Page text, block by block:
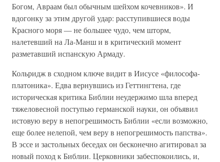
Богом, Авраам был обычным шейхом кочевников». И
вдогонку за этим другой удар: расступившиеся воды
Красного моря — не большее чудо, чем шторм,
налетевший на Ла-Манш и в критический момент
разметавший испанскую Армаду.
Кольридж в сходном ключе видит в Иисусе «философа-
платоника». Едва вернувшись из Геттингтена, где
историческая критика Библии неудержимо шла вперед
тяжеловесной поступью германской науки, он объявил
истовую веру в непогрешимость Библии «если возможно,
еще более нелепой, чем веру в непогрешимость папства».
В эссе и застольных беседах он бесконечно агитировал за
новый поход к Библии. Церковники забеспокоились, и,